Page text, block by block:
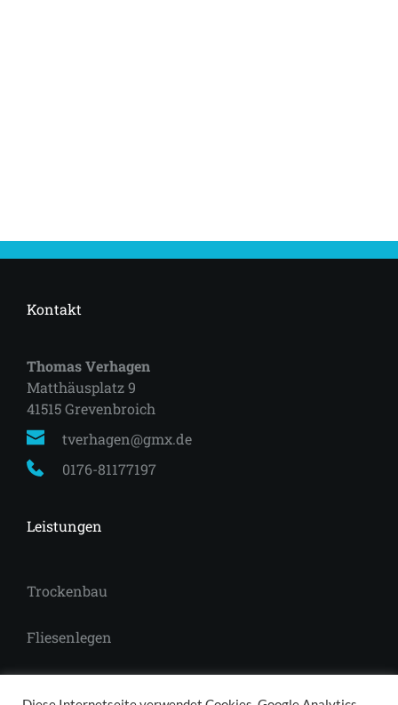
Kontakt
Thomas Verhagen
Matthäusplatz 9
41515 Grevenbroich
tverhagen@gmx.de
0176-81177197
Leistungen
Trockenbau
Fliesenlegen